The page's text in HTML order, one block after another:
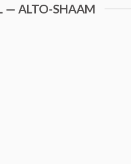
— ALTO-SHAAM